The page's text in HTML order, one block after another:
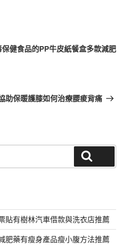
健食品的PP牛皮紙餐盒多款減肥
助保暖護膝如何治療腰痠背痛
貼有樹林汽車借款與洗衣店推薦
肥藥有瘦身產品瘦小腹方法推薦